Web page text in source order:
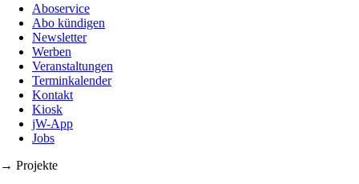
Aboservice
Abo kündigen
Newsletter
Werben
Veranstaltungen
Terminkalender
Kontakt
Kiosk
jW-App
Jobs
→ Projekte